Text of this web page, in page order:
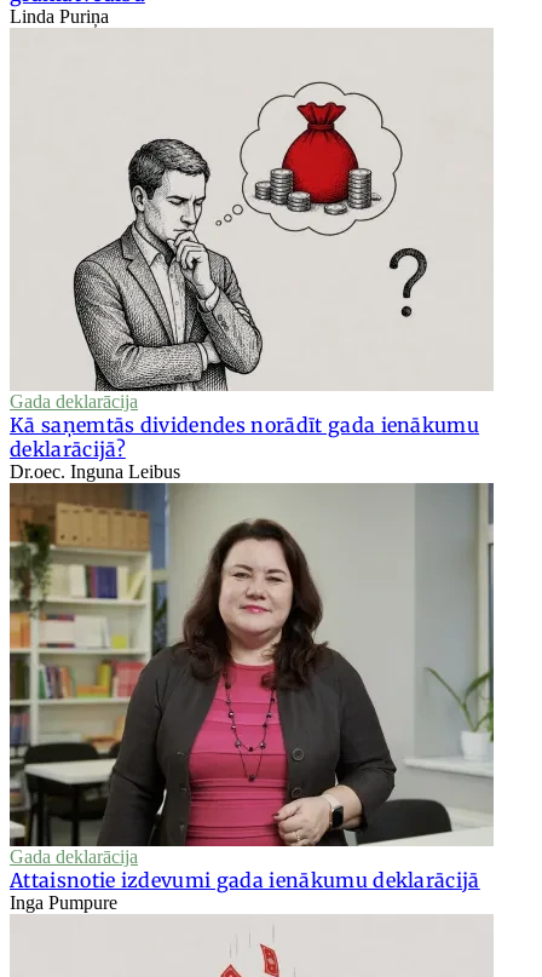
Linda Puriņa
Gada deklarācija
Kā saņemtās dividendes norādīt gada ienākumu
deklarācijā?
Dr.oec. Inguna Leibus
Gada deklarācija
Attaisnotie izdevumi gada ienākumu deklarācijā
Inga Pumpure